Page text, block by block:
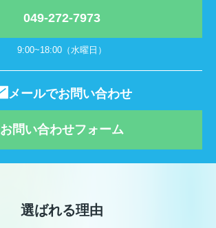
049-272-7973
9:00~18:00（水曜日）
メールでお問い合わせ
お問い合わせフォーム
選ばれる理由